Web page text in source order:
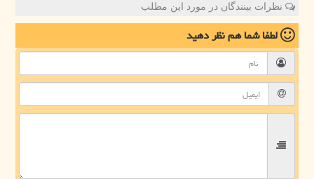
نظرات بینندگان در مورد این مطلب
لطفا شما همنظر دهید